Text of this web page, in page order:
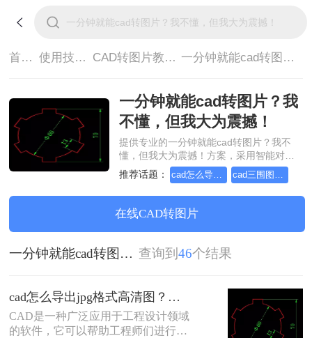
首页> 使用技巧> CAD转图片教程> 一分钟就能cad转图片？我不懂，但我大为震撼！
一分钟就能cad转图片？我
不懂，但我大为震撼！
提供专业的一分钟就能cad转图片？我不
懂，但我大为震撼！方案，采用智能对象
流重构技术，确保文档1:1高保真还原且排
版不乱码。支持一键批量处理，全链路
SSL 加密保障隐私安全。助您快速实现一
分钟就能cad转图片？我不懂，但我大为震
撼！，无需安装，高效办公。
推荐话题：
在线CAD转图片
一分钟就能cad转图片？我不懂，但我大为震撼！ 查询到 46个结果
cad怎么导出jpg格式高清图？教你四种方法！
CAD是一种广泛应用于工程设计领域
的软件，它可以帮助工程师们进行三